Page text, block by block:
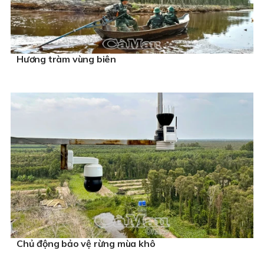
Hương tràm vùng biên
Chủ động bảo vệ rừng mùa khô